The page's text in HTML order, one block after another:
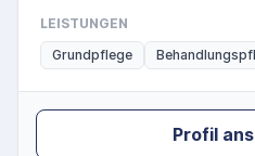
LEISTUNGEN
Grundpflege
Profil